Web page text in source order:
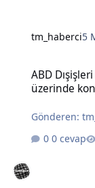
tm_haberci5
ABD
üzerinde
Gönderen:
0 cevap